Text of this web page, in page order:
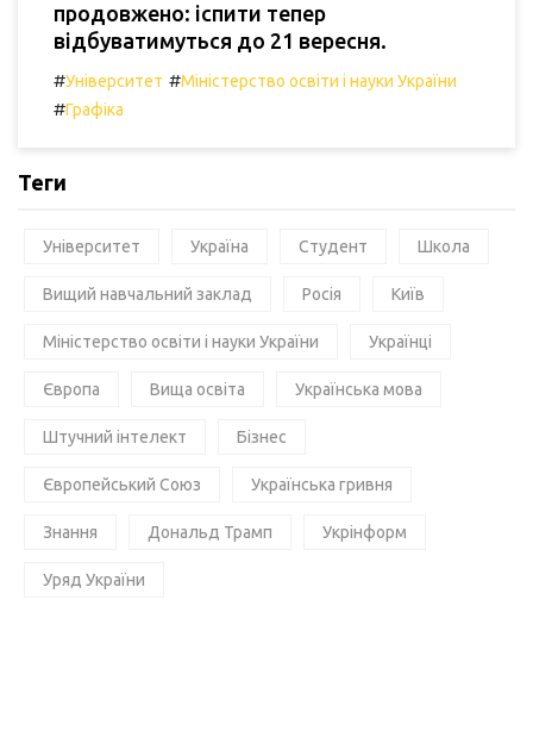
продовжено: іспити тепер
відбуватимуться до 21 вересня.
#Університет #Міністерство освіти і науки України
#Графіка
Теги
Університет Україна Студент Школа
Вищий навчальний заклад Росія Київ
Міністерство освіти і науки України Українці
Європа Вища освіта Українська мова
Штучний інтелект Бізнес
Європейський Союз Українська гривня
Знання Дональд Трамп Укрінформ
Уряд України